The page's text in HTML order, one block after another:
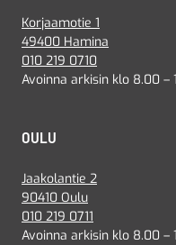
Korjaamotie 1
49400 Hamina
010 219 0710
Avoinna arkisin klo 8.00 –
OULU
Jaakolantie 2
90410 Oulu
010 219 0711
Avoinna arkisin klo 8.00 –